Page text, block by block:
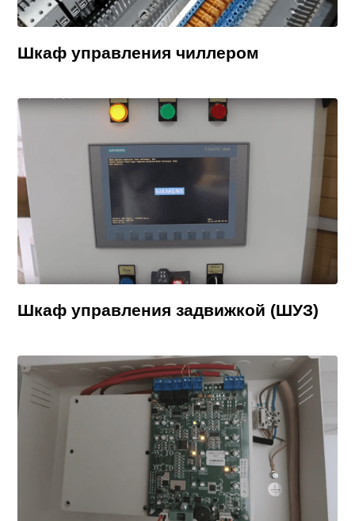
Шкаф управления чиллером
Шкаф управления задвижкой (ШУЗ)